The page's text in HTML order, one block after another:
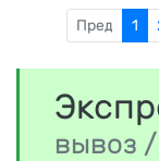
Пред 1
вывоз /